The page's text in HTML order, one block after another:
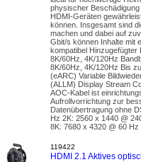
physischer
HDMI-Geräten
können. Insgesamt sind
machen und dabei auf
Gbit/s können Inhalte mit
kompatibel
8K/60Hz, 4K/120Hz
8K/60Hz, 4K/120Hz Bis
(eARC) Variable
(ALLM) Display Stream
AOC-Kabel ist
Aufrollvorrichtung zur
Datenübertragung ohne
Hz 2K: 2560 x 1440 @
8K: 7680 x 4320 @ 60
119422
HDMI 2.1 Aktives